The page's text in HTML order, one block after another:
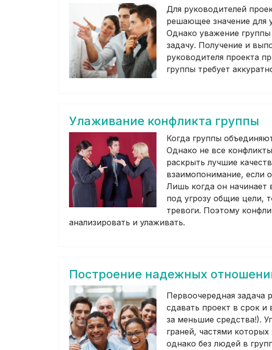
Для руководителей
решающее значение для
Однако уважение группы
задачу. Получение и
руководителя проекта
группы требует
Улаживание конфликта группы
Когда группы
Однако не все
раскрыть лучшие
взаимопонимание, если
Лишь когда он начинает
под угрозу общие цели,
тревоги. Поэтому
анализировать и улаживать.
Построение надежных
Первоочередная задача
сдавать проект в срок
за меньшие средства!).
граней, частями
однако без людей в